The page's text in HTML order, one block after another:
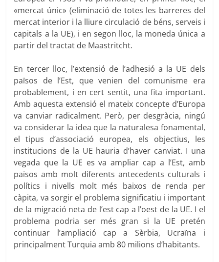
«mercat únic» (eliminació de totes les barreres del
mercat interior i la lliure circulació de béns, serveis i
capitals a la UE), i en segon lloc, la moneda única a
partir del tractat de Maastritcht.
En tercer lloc, l’extensió de l’adhesió a la UE dels
països de l’Est, que venien del comunisme era
probablement, i en cert sentit, una fita important.
Amb aquesta extensió el mateix concepte d’Europa
va canviar radicalment. Però, per desgràcia, ningú
va considerar la idea que la naturalesa fonamental,
el tipus d’associació europea, els objectius, les
institucions de la UE hauria d’haver canviat. I una
vegada que la UE es va ampliar cap a l’Est, amb
països amb molt diferents antecedents culturals i
polítics i nivells molt més baixos de renda per
càpita, va sorgir el problema significatiu i important
de la migració neta de l’est cap a l’oest de la UE. I el
problema podria ser més gran si la UE pretén
continuar l’ampliació cap a Sèrbia, Ucraïna i
principalment Turquia amb 80 milions d’habitants.